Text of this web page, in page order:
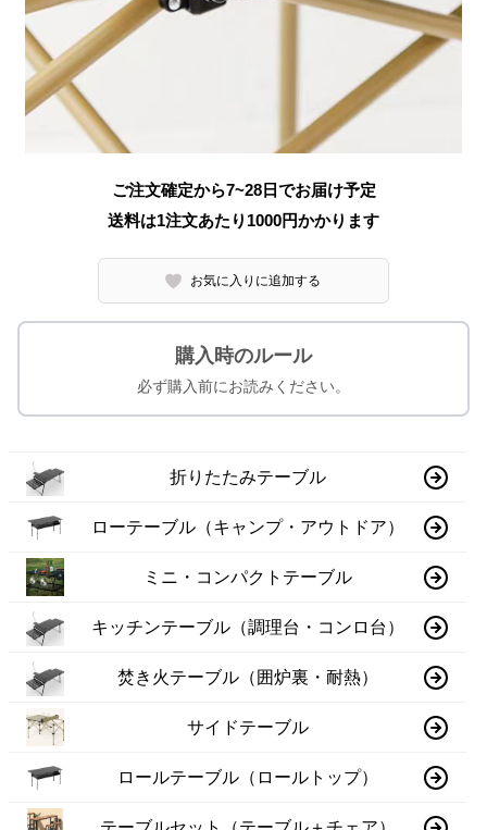
ご注文確定から7~28日でお届け予定
送料は1注文あたり 1000円かかります
お気に入りに追加する
購入時のルール
必ず購入前にお読みください。
折りたたみテーブル
ローテーブル（キャンプ・アウトドア）
ミニ・コンパクトテーブル
キッチンテーブル（調理台・コンロ台）
焚き火テーブル（囲炉裏・耐熱）
サイドテーブル
ロールテーブル（ロールトップ）